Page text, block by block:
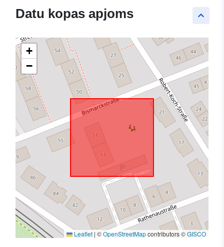
keyboard_arrow_up
Datu kopas apjoms
+
−
Leaflet | ©OpenStreetMapcontributors ©GISCO